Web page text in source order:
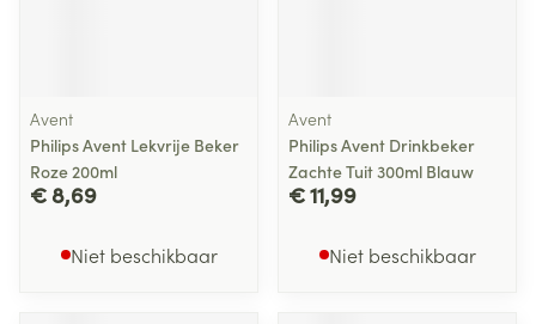
Avent
Philips Avent Lekvrije Beker
Roze 200ml
€ 8,69
Niet beschikbaar
Avent
Philips Avent Drinkbeker
Zachte Tuit 300ml Blauw
€ 11,99
Niet beschikbaar